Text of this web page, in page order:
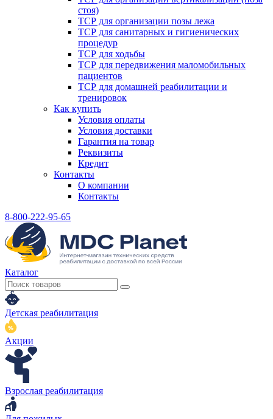
стоя)
ТСР для организации позы лежа
ТСР для санитарных и гигиенических
процедур
ТСР для ходьбы
ТСР для передвижения маломобильных
пациентов
ТСР для домашней реабилитации и
тренировок
Как купить
Условия оплаты
Условия доставки
Гарантия на товар
Реквизиты
Кредит
Контакты
О компании
Контакты
8-800-222-95-65
Каталог
Детская реабилитация
Акции
Взрослая реабилитация